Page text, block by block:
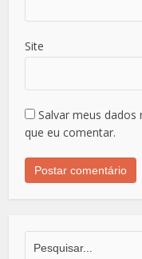
Site
Salvar meus
que eu comentar.